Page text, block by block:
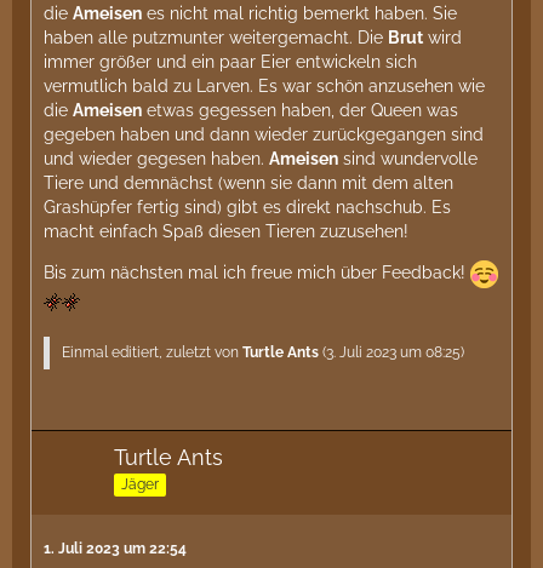
die Ameisen es nicht mal richtig bemerkt haben. Sie
haben alle putzmunter weitergemacht. Die Brut wird
immer größer und ein paar Eier entwickeln sich
vermutlich bald zu Larven. Es war schön anzusehen wie
die Ameisen etwas gegessen haben, der Queen was
gegeben haben und dann wieder zurückgegangen sind
und wieder gegesen haben. Ameisen sind wundervolle
Tiere und demnächst (wenn sie dann mit dem alten
Grashüpfer fertig sind) gibt es direkt nachschub. Es
macht einfach Spaß diesen Tieren zuzusehen!
Bis zum nächsten mal ich freue mich über Feedback!
Einmal editiert, zuletzt von Turtle Ants (3. Juli 2023 um 08:25)
Turtle Ants
Jäger
1. Juli 2023 um 22:54